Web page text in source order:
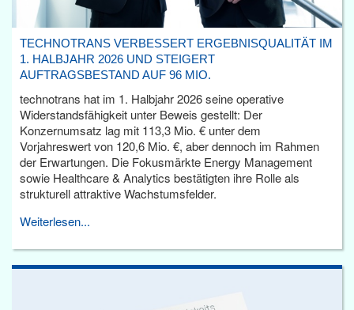
TECHNOTRANS VERBESSERT ERGEBNISQUALITÄT IM
1. HALBJAHR 2026 UND STEIGERT
AUFTRAGSBESTAND AUF 96 MIO.
technotrans hat im 1. Halbjahr 2026 seine operative
Widerstandsfähigkeit unter Beweis gestellt: Der
Konzernumsatz lag mit 113,3 Mio. € unter dem
Vorjahreswert von 120,6 Mio. €, aber dennoch im Rahmen
der Erwartungen. Die Fokusmärkte Energy Management
sowie Healthcare & Analytics bestätigten ihre Rolle als
strukturell attraktive Wachstumsfelder.
Weiterlesen...